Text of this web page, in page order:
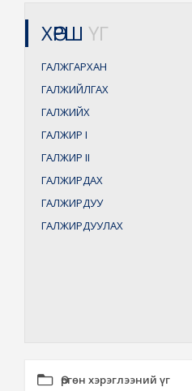
ХӨРШ ҮГ
ГАЛЖГАРХАН
ГАЛЖИЙЛГАХ
ГАЛЖИЙХ
ГАЛЖИР I
ГАЛЖИР II
ГАЛЖИРДАХ
ГАЛЖИРДУУ
ГАЛЖИРДУУЛАХ
Өргөн хэрэглээний үг